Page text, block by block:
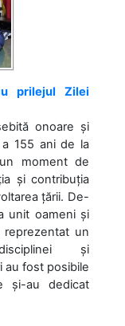
prilejul Zilei
onoare și
155 ani de la
moment de
și contribuția
țării. De-
unit oameni și
un
și
au fost posibile
și-au dedicat